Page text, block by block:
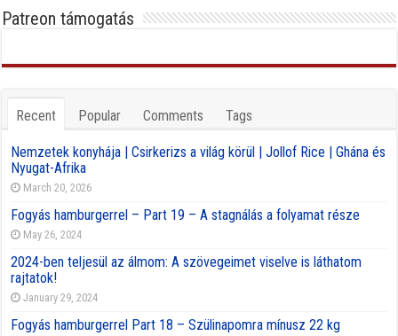
Patreon támogatás
Recent Popular Comments Tags
Nemzetek konyhája | Csirkerizs a világ körül | Jollof Rice | Ghána és
Nyugat-Afrika
March 20, 2026
Fogyás hamburgerrel – Part 19 – A stagnálás a folyamat része
May 26, 2024
2024-ben teljesül az álmom: A szövegeimet viselve is láthatom
rajtatok!
January 29, 2024
Fogyás hamburgerrel Part 18 – Szülinapomra mínusz 22 kg